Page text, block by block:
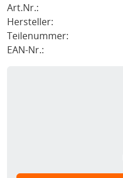
Art.Nr.:
Hersteller:
Teilenummer:
EAN-Nr.: